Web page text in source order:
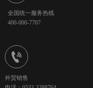
全国统一服务热线
400-000-7707

外贸销售